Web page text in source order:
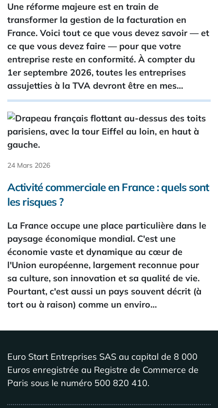
Une réforme majeure est en train de
transformer la gestion de la facturation en
France. Voici tout ce que vous devez savoir — et
ce que vous devez faire — pour que votre
entreprise reste en conformité. À compter du
1er septembre 2026, toutes les entreprises
assujetties à la TVA devront être en mes…
24 Mars 2026
Activité commerciale en France : quels sont
les risques ?
La France occupe une place particulière dans le
paysage économique mondial. C'est une
économie vaste et dynamique au cœur de
l'Union européenne, largement reconnue pour
sa culture, son innovation et sa qualité de vie.
Pourtant, c'est aussi un pays souvent décrit (à
tort ou à raison) comme un enviro…
Euro Start Entreprises SAS au capital de 8 000
Euros enregistrée au Registre de Commerce de
Paris sous le numéro 500 820 410.